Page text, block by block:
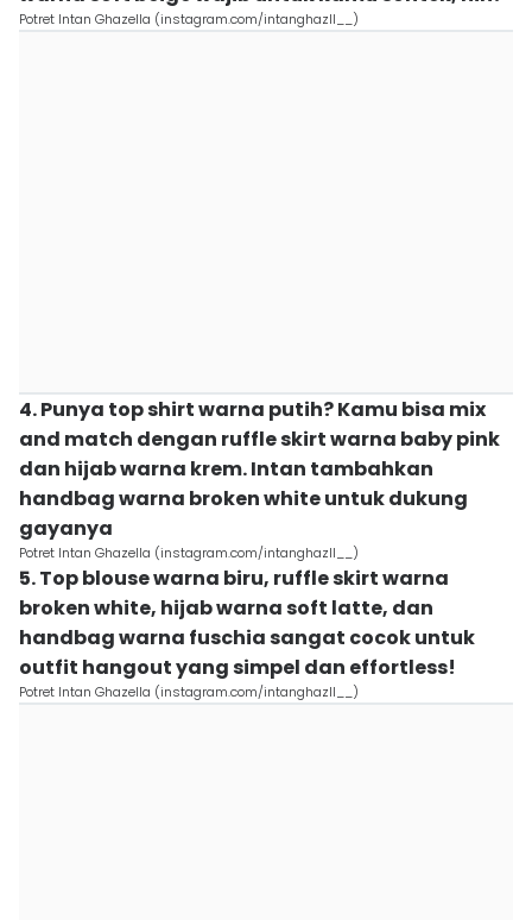
Potret Intan Ghazella (instagram.com/intanghazll__)
4. Punya top shirt warna putih? Kamu bisa mix
and match dengan ruffle skirt warna baby pink
dan hijab warna krem. Intan tambahkan
handbag warna broken white untuk dukung
gayanya
Potret Intan Ghazella (instagram.com/intanghazll__)
5. Top blouse warna biru, ruffle skirt warna
broken white, hijab warna soft latte, dan
handbag warna fuschia sangat cocok untuk
outfit hangout yang simpel dan effortless!
Potret Intan Ghazella (instagram.com/intanghazll__)